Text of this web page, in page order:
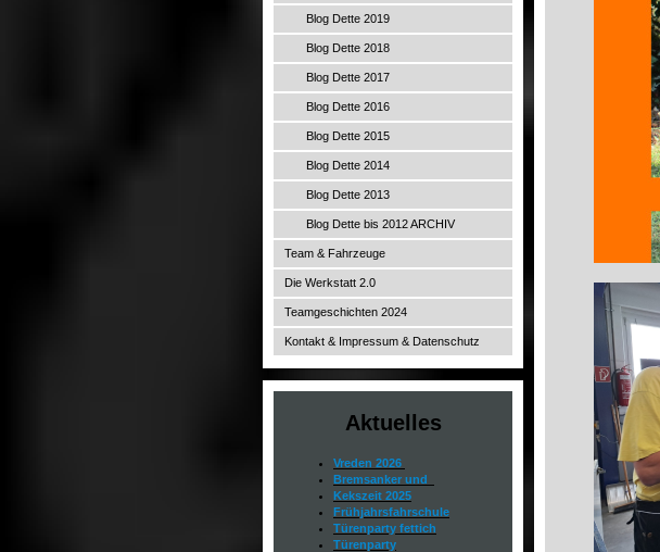
Blog Dette 2019
Blog Dette 2018
Blog Dette 2017
Blog Dette 2016
Blog Dette 2015
Blog Dette 2014
Blog Dette 2013
Blog Dette bis 2012 ARCHIV
Team & Fahrzeuge
Die Werkstatt 2.0
Teamgeschichten 2024
Kontakt & Impressum & Datenschutz
Aktuelles
Vreden 2026
Bremsanker und
Kekszeit 2025
Frühjahrsfahrschule
Türenparty fettich
Türenparty